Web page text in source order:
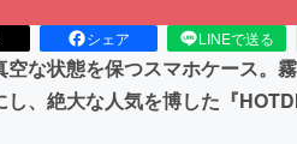
シェア LINEで送る
空な状態を保つスマホケース。
し、絶大な人気を博した『